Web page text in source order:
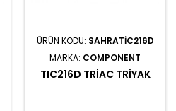
ÜRÜN KODU: SAHRATIC216D
MARKA: COMPONENT
TIC216D TRIAC TRIYAK